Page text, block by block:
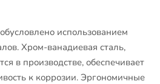
использованием
Хром-ванадиевая сталь,
в производстве, обеспечивает
к коррозии. Эргономичные